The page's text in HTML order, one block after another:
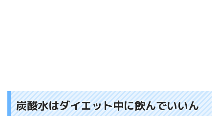
炭酸水はダイエット中に飲んでいいん